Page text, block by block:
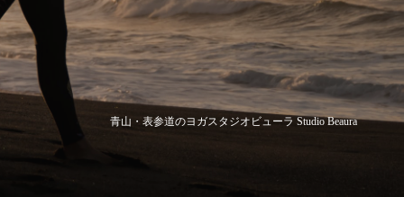
青山・表参道のヨガスタジオビューラ Studio Beaura